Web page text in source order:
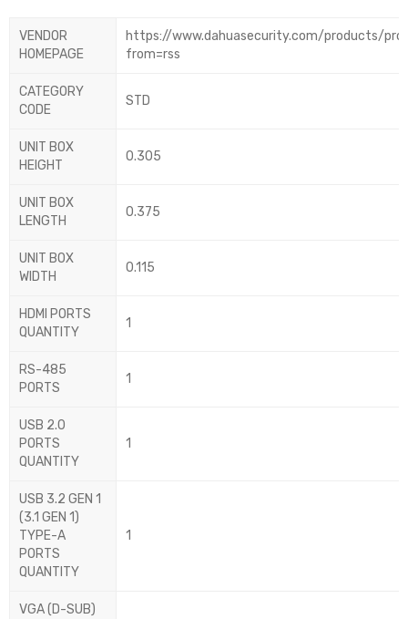
VENDOR
HOMEPAGE
https://www.dahuasecurity.com/products/
from=rss
CATEGORY
CODE
STD
UNIT BOX
HEIGHT
0.305
UNIT BOX
LENGTH
0.375
UNIT BOX
WIDTH
0.115
HDMI PORTS
QUANTITY
1
RS-485
PORTS
1
USB 2.0
PORTS
QUANTITY
1
USB 3.2 GEN 1
(3.1 GEN 1)
TYPE-A
PORTS
QUANTITY
1
VGA (D-SUB)